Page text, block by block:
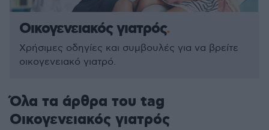
Οικογενειακός γιατρός
Χρήσιμες οδηγίες και συμβουλές για να βρείτε
οικογενειακό γιατρό.
Όλα τα άρθρα του tag
Οικογενειακός γιατρός